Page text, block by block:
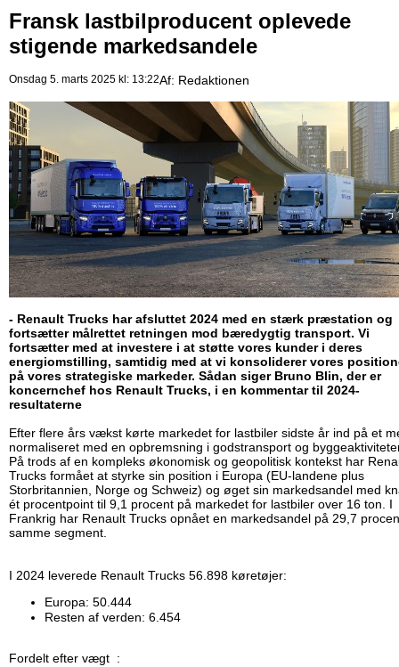
Fransk lastbilproducent oplevede
stigende markedsandele
Onsdag 5. marts 2025 kl: 13:22Af: Redaktionen
- Renault Trucks har afsluttet 2024 med en stærk præstation og
fortsætter målrettet retningen mod bæredygtig transport. Vi
fortsætter med at investere i at støtte vores kunder i deres
energiomstilling, samtidig med at vi konsoliderer vores
på vores strategiske markeder. Sådan siger Bruno Blin, der er
koncernchef hos Renault Trucks, i en kommentar til 2024-
resultaterne
Efter flere års vækst kørte markedet for lastbiler sidste år ind på et
normaliseret med en opbremsning i godstransport og
På trods af en kompleks økonomisk og geopolitisk kontekst har
Trucks formået at styrke sin position i Europa (EU-landene plus
Storbritannien, Norge og Schweiz) og øget sin markedsandel med
ét procentpoint til 9,1 procent på markedet for lastbiler over 16 ton. I
Frankrig har Renault Trucks opnået en markedsandel på 29,7
samme segment.
I 2024 leverede Renault Trucks 56.898 køretøjer:
Europa: 50.444
Resten af verden: 6.454
Fordelt efter vægt :